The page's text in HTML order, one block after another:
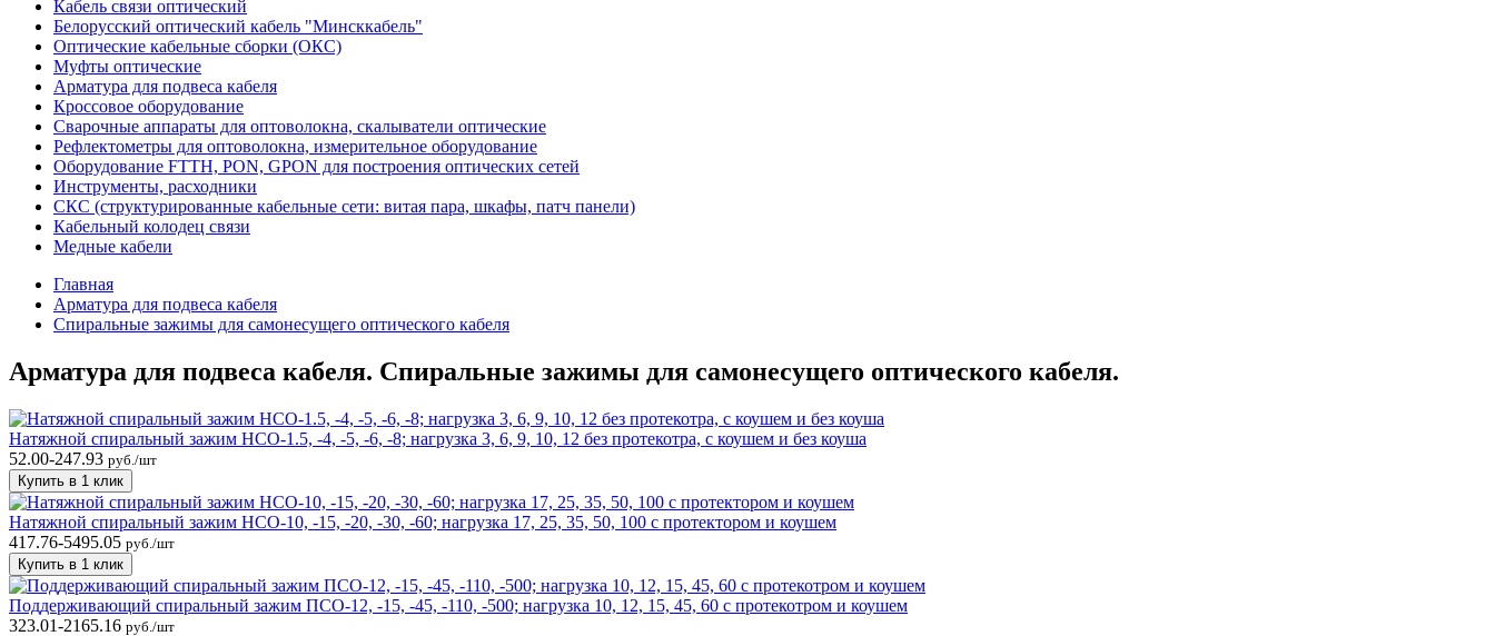
Кабель связи оптический
Белорусский оптический кабель "Минсккабель"
Оптические кабельные сборки (ОКС)
Муфты оптические
Арматура для подвеса кабеля
Кроссовое оборудование
Сварочные аппараты для оптоволокна, скалыватели оптические
Рефлектометры для оптоволокна, измерительное оборудование
Оборудование FTTH, PON, GPON для построения оптических сетей
Инструменты, расходники
СКС (структурированные кабельные сети: ​витая пара, шкафы, патч панели)
Кабельный колодец связи
Медные кабели
Главная
Арматура для подвеса кабеля
Спиральные зажимы для самонесущего оптического кабеля
Арматура для подвеса кабеля. Спиральные зажимы для самонесущего оптического кабеля.
Натяжной спиральный зажим НСО-1.5, -4, -5, -6, -8; нагрузка 3, 6, 9, 10, 12 без протекотра, с коушем и без коуша
52.00-247.93 руб./шт
Купить в 1 клик
Натяжной спиральный зажим НСО-10, -15, -20, -30, -60; нагрузка 17, 25, 35, 50, 100 с протектором и коушем
417.76-5495.05 руб./шт
Купить в 1 клик
Поддерживающий спиральный зажим ПСО-12, -15, -45, -110, -500; нагрузка 10, 12, 15, 45, 60 с протекотром и коушем
323.01-2165.16 руб./шт